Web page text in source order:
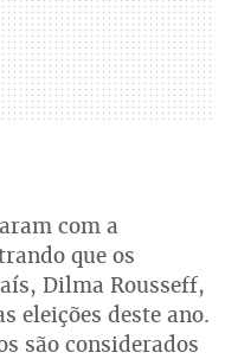
com a
que os
Dilma Rousseff,
eleições deste ano.
são considerados